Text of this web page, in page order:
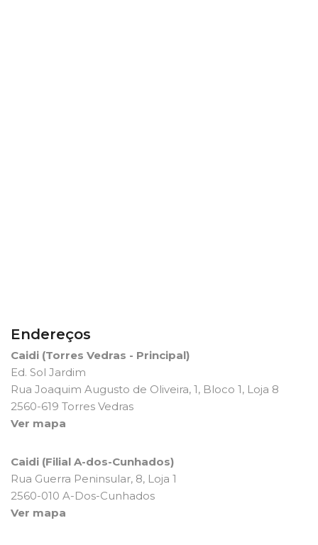
Endereços
Caidi (Torres Vedras - Principal)
Ed. Sol Jardim
Rua Joaquim Augusto de Oliveira, 1, Bloco 1, Loja 8
2560-619 Torres Vedras
Ver mapa
Caidi (Filial A-dos-Cunhados)
Rua Guerra Peninsular, 8, Loja 1
2560-010 A-Dos-Cunhados
Ver mapa